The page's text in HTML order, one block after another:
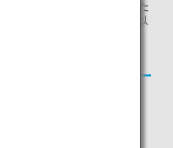
ジャパン(NQ)便名を除く）また
航空会社運航便
をご利用の、以
ります。
ドラウンジ：